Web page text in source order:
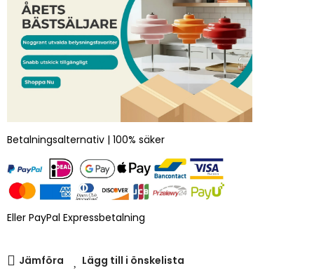
Betalningsalternativ | 100% säker
Eller PayPal Expressbetalning
Jämföra Lägg till i önskelista